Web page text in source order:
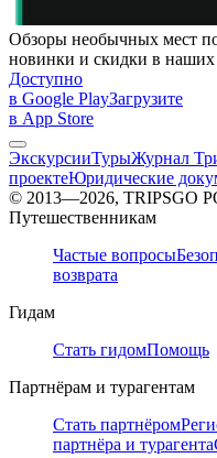
Обзоры необычных мест
новинки и скидки в наших
Доступно
в Google PlayЗагрузите
в App Store
ЭкскурсииТурыЖурнал
проектеЮридические
© 2013—2026, TRIPSGO
Путешественникам
Частые вопросы
возврата
Гидам
Стать гидомПомощь
Партнёрам и турагентам
Стать партнёром
партнёра и турагента